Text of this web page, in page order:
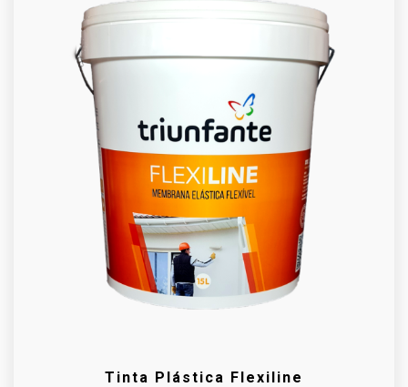
Tinta Plástica Flexiline